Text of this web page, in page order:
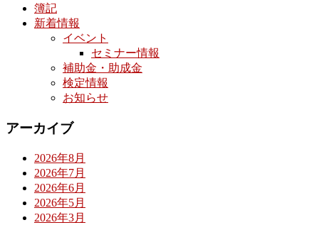
簿記
新着情報
イベント
セミナー情報
補助金・助成金
検定情報
お知らせ
アーカイブ
2026年8月
2026年7月
2026年6月
2026年5月
2026年3月